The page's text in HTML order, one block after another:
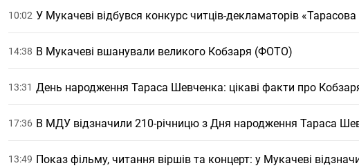
10:02 У Мукачеві відбувся конкурс читців-декламаторів
14:38 В Мукачеві вшанували великого Кобзаря (ФОТО)
13:31 День народження Тараса Шевченка: цікаві факти про
17:36 В МДУ відзначили 210-річницю з Дня народження Тараса
13:49 Показ фільму, читання віршів та концерт: у Мукачеві